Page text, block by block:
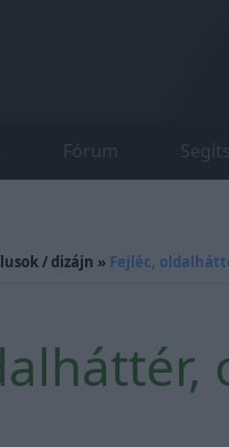
Fórum
/ dizájn » Fejléc,